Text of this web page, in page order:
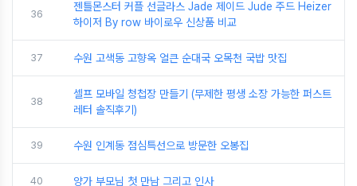
36
젠틀몬스터 커플 선글라스 Jade 제이드 Jude 주드 Heizer
하이저 By row 바이로우 신상품 비교
37 수원 고색동 고향옥 얼큰 순대국 오목천 국밥 맛집
38
셀프 모바일 청첩장 만들기 (무제한 평생 소장 가능한 퍼스트
레터 솔직후기)
39 수원 인계동 점심특선으로 방문한 오봉집
40 양가 부모님 첫 만남 그리고 인사